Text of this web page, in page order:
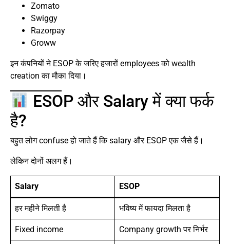
Zomato
Swiggy
Razorpay
Groww
इन कंपनियों ने ESOP के जरिए हजारों employees को wealth
creation का मौका दिया।
ESOP और Salary में क्या फर्क
है?
बहुत लोग confuse हो जाते हैं कि salary और ESOP एक जैसे हैं।
लेकिन दोनों अलग हैं।
Salary ESOP
हर महीने मिलती है भविष्य में फायदा मिलता है
Fixed income Company growth पर निर्भर